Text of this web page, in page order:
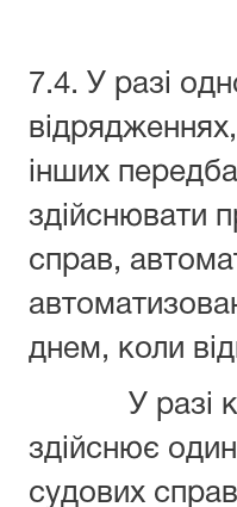
7.4. У разі
інших
здійснювати
справ,
днем, коли
У разі коли
здійснює
судових